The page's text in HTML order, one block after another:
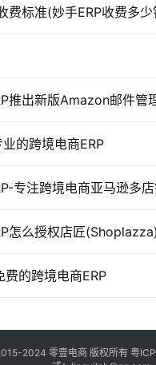
费标准(妙手ERP收费多
推出新版Amazon邮件管
的跨境电商ERP
专注跨境电商亚马逊多
怎么授权店匠
的跨境电商ERP
2024 零壹电商 版权所有 粤